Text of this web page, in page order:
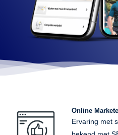
Online
Ervaring met